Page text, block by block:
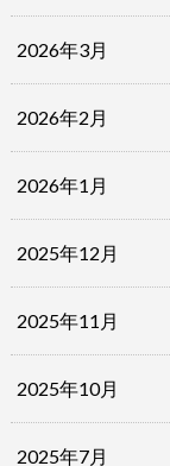
2026年3月
2026年2月
2026年1月
2025年12月
2025年11月
2025年10月
2025年7月